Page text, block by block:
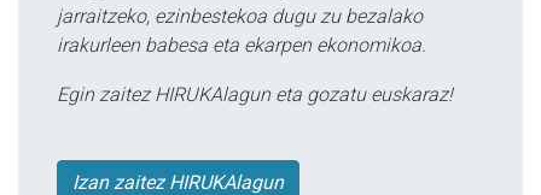
jarraitzeko, ezinbestekoa dugu zu bezalako
irakurleen babesa eta ekarpen ekonomikoa.
Egin zaitez HIRUKAlagun eta gozatu euskaraz!
Izan zaitez HIRUKAlagun